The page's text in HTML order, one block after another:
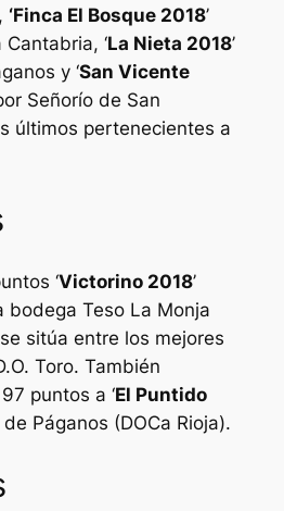
‘Finca El Bosque 2018’
‘La Nieta 2018’
y ‘San Vicente
Señorío de San
últimos pertenecientes a
‘Victorino 2018’
bodega Teso La Monja
sitúa entre los mejores
Toro. También
puntos a ‘El Puntido
Páganos (DOCa Rioja).